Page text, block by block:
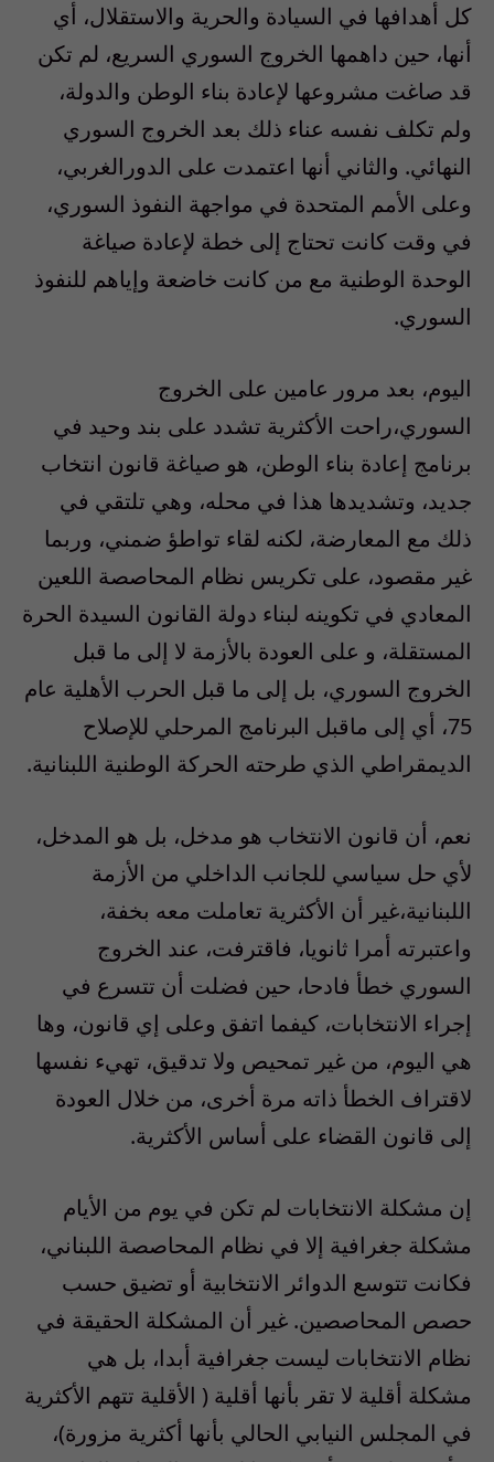
كل أهدافها في السيادة والحرية والاستقلال، أي
أنها، حين داهمها الخروج السوري السريع، لم تكن
قد صاغت مشروعها لإعادة بناء الوطن والدولة،
ولم تكلف نفسه عناء ذلك بعد الخروج السوري
النهائي. والثاني أنها اعتمدت على الدورالغربي،
وعلى الأمم المتحدة في مواجهة النفوذ السوري،
في وقت كانت تحتاج إلى خطة لإعادة صياغة
الوحدة الوطنية مع من كانت خاضعة وإياهم للنفوذ
السوري.
اليوم، بعد مرور عامين على الخروج
السوري،راحت الأكثرية تشدد على بند وحيد في
برنامج إعادة بناء الوطن، هو صياغة قانون انتخاب
جديد، وتشديدها هذا في محله، وهي تلتقي في
ذلك مع المعارضة، لكنه لقاء تواطؤ ضمني، وربما
غير مقصود، على تكريس نظام المحاصصة اللعين
المعادي في تكوينه لبناء دولة القانون السيدة الحرة
المستقلة، و على العودة بالأزمة لا إلى ما قبل
الخروج السوري، بل إلى ما قبل الحرب الأهلية عام
75، أي إلى ماقبل البرنامج المرحلي للإصلاح
الديمقراطي الذي طرحته الحركة الوطنية اللبنانية.
نعم، أن قانون الانتخاب هو مدخل، بل هو المدخل،
لأي حل سياسي للجانب الداخلي من الأزمة
اللبنانية،غير أن الأكثرية تعاملت معه بخفة،
واعتبرته أمرا ثانويا، فاقترفت، عند الخروج
السوري خطأ فادحا، حين فضلت أن تتسرع في
إجراء الانتخابات، كيفما اتفق وعلى إي قانون، وها
هي اليوم، من غير تمحيص ولا تدقيق، تهيء نفسها
لاقتراف الخطأ ذاته مرة أخرى، من خلال العودة
إلى قانون القضاء على أساس الأكثرية.
إن مشكلة الانتخابات لم تكن في يوم من الأيام
مشكلة جغرافية إلا في نظام المحاصصة اللبناني،
فكانت تتوسع الدوائر الانتخابية أو تضيق حسب
حصص المحاصصين. غير أن المشكلة الحقيقة في
نظام الانتخابات ليست جغرافية أبدا، بل هي
مشكلة أقلية لا تقر بأنها أقلية ( الأقلية تتهم الأكثرية
في المجلس النيابي الحالي بأنها أكثرية مزورة)،